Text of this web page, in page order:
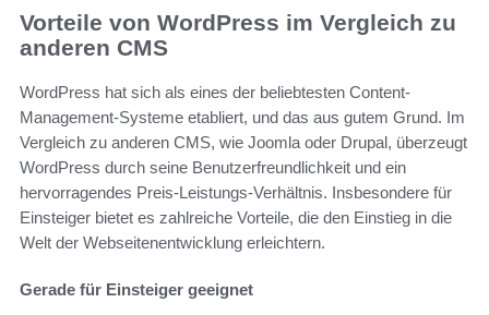
Vorteile von WordPress im Vergleich zu
anderen CMS
WordPress hat sich als eines der beliebtesten Content-
Management-Systeme etabliert, und das aus gutem Grund. Im
Vergleich zu anderen CMS, wie Joomla oder Drupal, überzeugt
WordPress durch seine Benutzerfreundlichkeit und ein
hervorragendes Preis-Leistungs-Verhältnis. Insbesondere für
Einsteiger bietet es zahlreiche Vorteile, die den Einstieg in die
Welt der Webseitenentwicklung erleichtern.
Gerade für Einsteiger geeignet